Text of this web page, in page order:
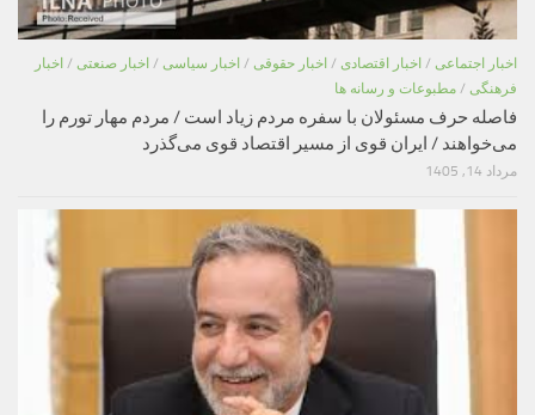
اخبار اجتماعی / اخبار اقتصادی / اخبار حقوقی / اخبار سیاسی / اخبار صنعتی / اخبار
فرهنگی / مطبوعات و رسانه ها
فاصله حرف مسئولان با سفره مردم زیاد است / مردم مهار تورم را
می‌خواهند / ایران قوی از مسیر اقتصاد قوی می‌گذرد
مرداد 14, 1405